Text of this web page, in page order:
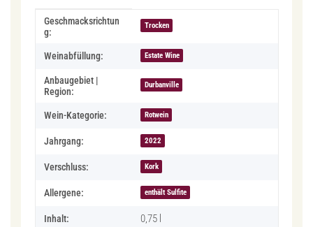
Produkteigenschaft
Wert
Geschmacksrichtun
g:
Trocken
Weinabfüllung: Estate Wine
Anbaugebiet |
Region:
Durbanville
Wein-Kategorie: Rotwein
Jahrgang: 2022
Verschluss: Kork
Allergene: enthält Sulfite
Inhalt: 0,75 l